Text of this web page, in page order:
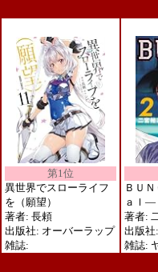
第1位
異世界でスローライフ
を（願望）
著者: 長頼
出版社: オーバーラップ
雑誌:
ＢＵ
ａｌ―
著者:
出版社
雑誌: